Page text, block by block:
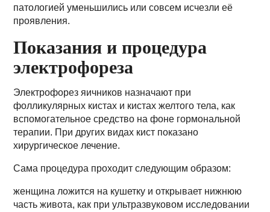
патологией уменьшились или совсем исчезли её
проявления.
Показания и процедура
электрофореза
Электрофорез яичников назначают при
фолликулярных кистах и кистах желтого тела, как
вспомогательное средство на фоне гормональной
терапии. При других видах кист показано
хирургическое лечение.
Сама процедура проходит следующим образом:
женщина ложится на кушетку и открывает нижнюю
часть живота, как при ультразвуковом исследовании